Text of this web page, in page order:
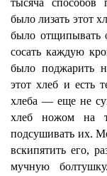
тысяча
было лизать этот
было отщипывать
сосать каждую
было поджарить
этот хлеб и есть
хлеба — еще не
хлеб ножом на
подсушивать их.
вскипятить его,
мучную